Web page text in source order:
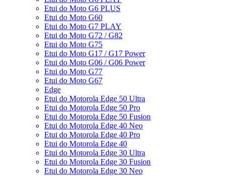
Etui do Moto G6 PLUS
Etui do Moto G60
Etui do Moto G7 PLAY
Etui do Moto G72 / G82
Etui do Moto G75
Etui do Moto G17 / G17 Power
Etui do Moto G06 / G06 Power
Etui do Moto G77
Etui do Moto G67
Edge
Etui do Motorola Edge 50 Ultra
Etui do Motorola Edge 50 Pro
Etui do Motorola Edge 50 Fusion
Etui do Motorola Edge 40 Neo
Etui do Motorola Edge 40 Pro
Etui do Motorola Edge 40
Etui do Motorola Edge 30 Ultra
Etui do Motorola Edge 30 Fusion
Etui do Motorola Edge 30 Neo